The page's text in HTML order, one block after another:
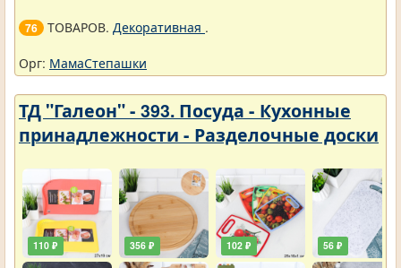
76 ТОВАРОВ. Декоративная .
Орг: МамаСтепашки
ТД "Галеон" - 393. Посуда - Кухонные
принадлежности - Разделочные доски
110 ₽ 356 ₽ 102 ₽ 56 ₽